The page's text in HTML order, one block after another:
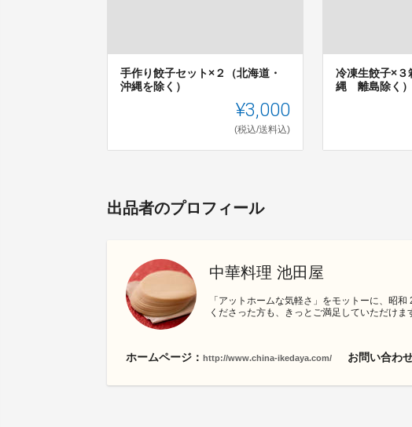
手作り餃子セット×２（北海道・
沖縄を除く）
¥3,000
(税込/送料込)
冷凍生餃子×
縄 離島除く）
出品者のプロフィール
中華料理 池田屋
「アットホームな気軽さ」をモットーに、昭
くださった方も、きっとご満足していただけま
ホームページ： http://www.china-ikedaya.com/ お問い合わ